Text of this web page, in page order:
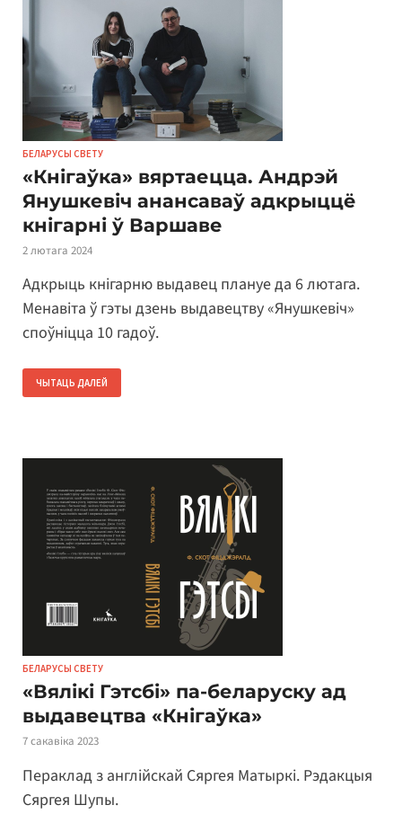
БЕЛАРУСЫ СВЕТУ
«Кнігаўка» вяртаецца. Андрэй
Янушкевіч анансаваў адкрыццё
кнігарні ў Варшаве
2 лютага 2024
Адкрыць кнігарню выдавец плануе да 6 лютага.
Менавіта ў гэты дзень выдавецтву «Янушкевіч»
споўніцца 10 гадоў.
ЧЫТАЦЬ ДАЛЕЙ
БЕЛАРУСЫ СВЕТУ
«Вялікі Гэтсбі» па-беларуску ад
выдавецтва «Кнігаўка»
7 сакавіка 2023
Пераклад з англійскай Сяргея Матыркі. Рэдакцыя
Сяргея Шупы.